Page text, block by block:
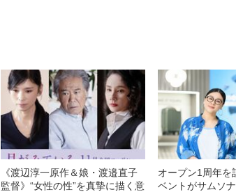
《渡辺淳一原作＆娘・渡邉直子
監督》“女性の性”を真摯に描く意
オープン1周年を
ベントがサムソ